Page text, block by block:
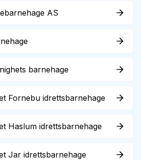
AS
barnehage
Fornebu idrettsbarnehage
Haslum idrettsbarnehage
Jar idrettsbarnehage